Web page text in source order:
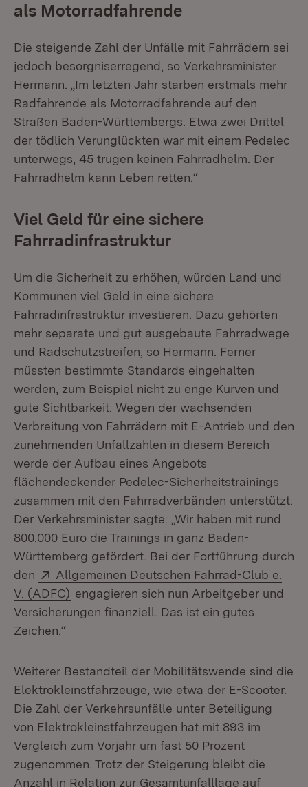
als Motorradfahrende
Die steigende Zahl der Unfälle mit Fahrrädern sei
jedoch besorgniserregend, so Verkehrsminister
Hermann. „Im letzten Jahr starben erstmals mehr
Radfahrende als Motorradfahrende auf den
Straßen Baden-Württembergs. Etwa zwei Drittel
der tödlich Verunglückten war mit einem Pedelec
unterwegs, 45 trugen keinen Fahrradhelm. Der
Fahrradhelm kann Leben retten.“
Viel Geld für eine sichere
Fahrradinfrastruktur
Um die Sicherheit zu erhöhen, würden Land und
Kommunen viel Geld in eine sichere
Fahrradinfrastruktur investieren. Dazu gehörten
mehr separate und gut ausgebaute Fahrradwege
und Radschutzstreifen, so Hermann. Ferner
müssten bestimmte Standards eingehalten
werden, zum Beispiel nicht zu enge Kurven und
gute Sichtbarkeit. Wegen der wachsenden
Verbreitung von Fahrrädern mit E-Antrieb und den
zunehmenden Unfallzahlen in diesem Bereich
werde der Aufbau eines Angebots
flächendeckender Pedelec-Sicherheitstrainings
zusammen mit den Fahrradverbänden unterstützt.
Der Verkehrsminister sagte: „Wir haben mit rund
800.000 Euro die Trainings in ganz Baden-
Württemberg gefördert. Bei der Fortführung durch
den
Extern:
Allgemeinen Deutschen Fahrrad-Club e.
V. (ADFC) (Öffnet in neuem Fenster)
engagieren sich nun Arbeitgeber und
Versicherungen finanziell. Das ist ein gutes
Zeichen.“
Weiterer Bestandteil der Mobilitätswende sind die
Elektrokleinstfahrzeuge, wie etwa der E-Scooter.
Die Zahl der Verkehrsunfälle unter Beteiligung
von Elektrokleinstfahrzeugen hat mit 893 im
Vergleich zum Vorjahr um fast 50 Prozent
zugenommen. Trotz der Steigerung bleibt die
Anzahl in Relation zur Gesamtunfalllage auf